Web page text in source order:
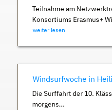
Teilnahme am
Konsortiums Erasmus+
weiter lesen
Windsurfwoche in
Die Surffahrt der 10.
morgens...